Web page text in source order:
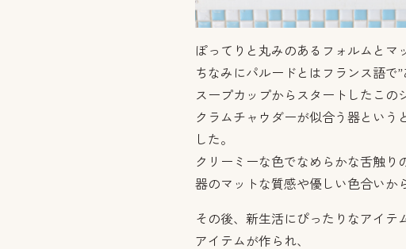
ぽってりと丸みのあるフォルムとマ
ちなみにパルードとはフランス語で”
スープカップからスタートしたこの
クラムチャウダーが似合う器という
した。
クリーミーな色でなめらかな舌触り
器のマットな質感や優しい色合いか
その後、新生活にぴったりなアイテ
アイテムが作られ、